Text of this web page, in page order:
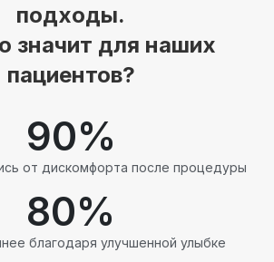
подходы.
значит для наших
пациентов?
от дискомфорта после процедуры
90%
благодаря улучшенной улыбке
80%